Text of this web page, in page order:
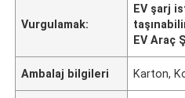
Vurgulamak:
EV şarj
EV Araç
Ambalaj bilgileri Karton,